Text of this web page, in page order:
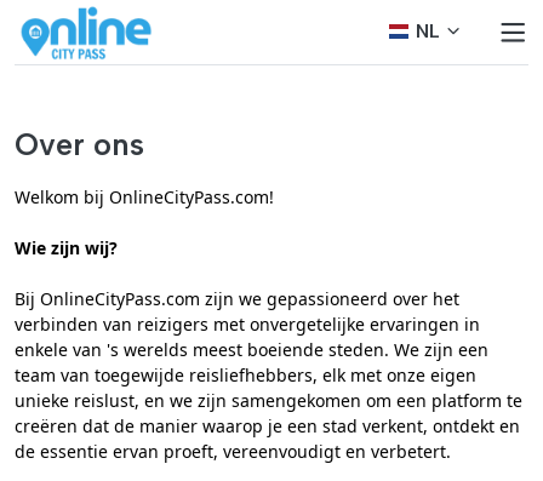
NL
Over ons
Welkom bij OnlineCityPass.com!
Wie zijn wij?
Bij OnlineCityPass.com zijn we gepassioneerd over het
verbinden van reizigers met onvergetelijke ervaringen in
enkele van 's werelds meest boeiende steden. We zijn een
team van toegewijde reisliefhebbers, elk met onze eigen
unieke reislust, en we zijn samengekomen om een platform te
creëren dat de manier waarop je een stad verkent, ontdekt en
de essentie ervan proeft, vereenvoudigt en verbetert.